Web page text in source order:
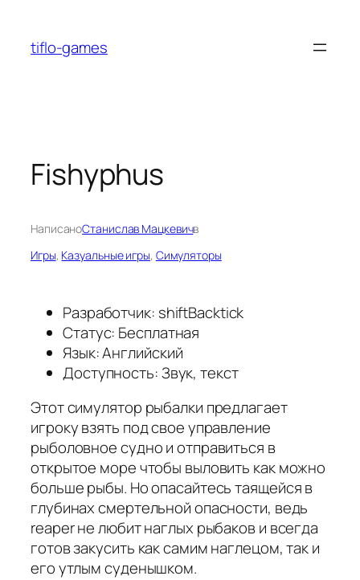
содержимому
tiflo-games
Fishyphus
НаписаноСтанислав Мацкевичв
Игры, Казуальные игры, Симуляторы
Разработчик: shiftBacktick
Статус: Бесплатная
Язык: Английский
Доступность: Звук, текст
Этот симулятор рыбалки предлагает
игроку взять под свое управление
рыболовное судно и отправиться в
открытое море чтобы выловить как можно
больше рыбы. Но опасайтесь таящейся в
глубинах смертельной опасности, ведь
reaper не любит наглых рыбаков и всегда
готов закусить как самим наглецом, так и
его утлым суденышком.